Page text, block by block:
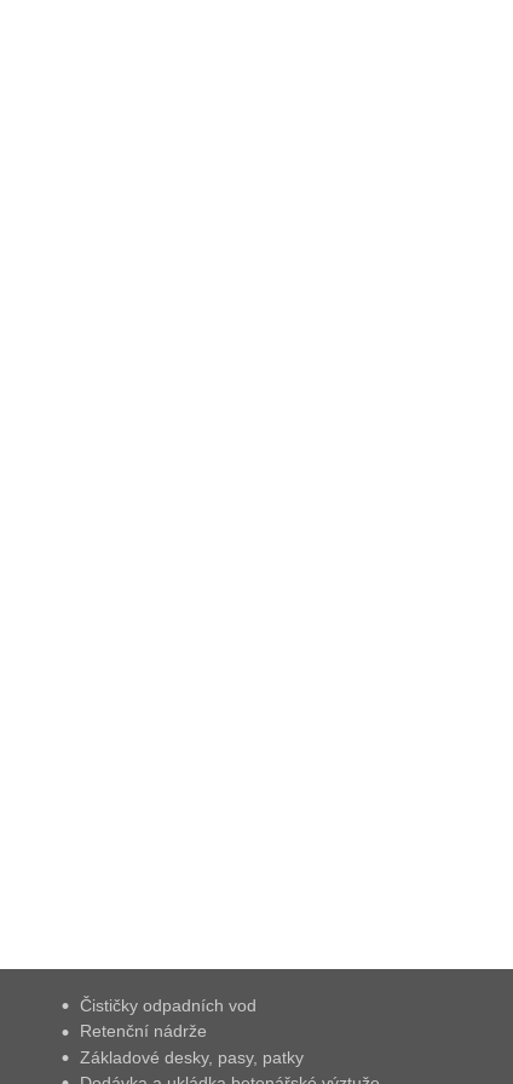
Čističky odpadních vod
Retenční nádrže
Základové desky, pasy, patky